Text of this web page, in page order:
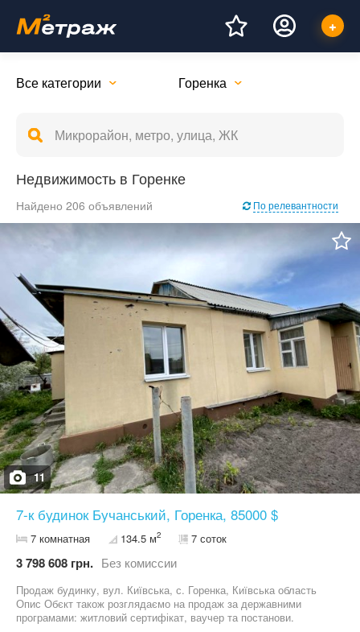
Все категории Горенка
Недвижимость в Горенке
Найдено 206 объявлений По релевантности
11
7-к будинок Бучанський, Горенка, 85000 $
7 комнатная 134.5 м2 7 соток
3 798 608 грн. Без комиссии
Продаж будинку, вул. Київська, с. Горенка, Київська область
Опис Обєкт також розглядаємо на продаж за державними
програмами: житловий сертифікат, ваучер та постанови.